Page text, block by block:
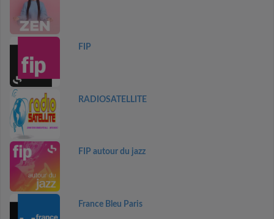
FIP
RADIOSATELLITE
FIP autour du jazz
France Bleu Paris